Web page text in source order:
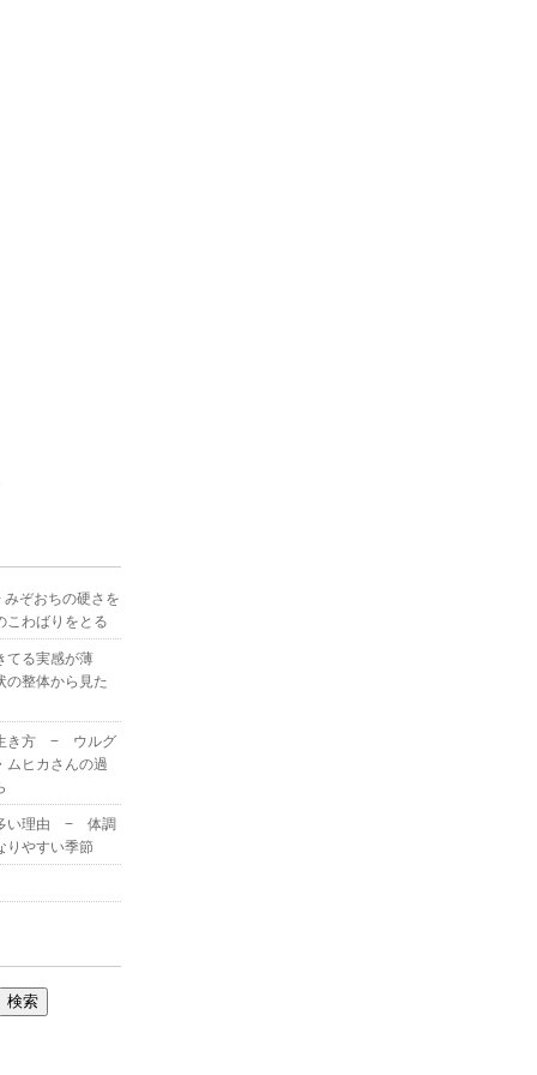
ぞおちの硬さを
こわばりをとる
てる実感が薄
の整体から見た
き方 − ウルグ
ムヒカさんの過
い理由 − 体調
りやすい季節